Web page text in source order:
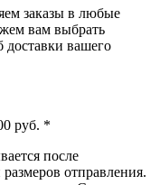
заказы в любые
вам выбрать
вашего
руб. *
после
отправления.